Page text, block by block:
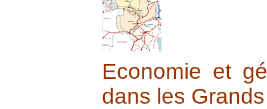
Economie et
dans les